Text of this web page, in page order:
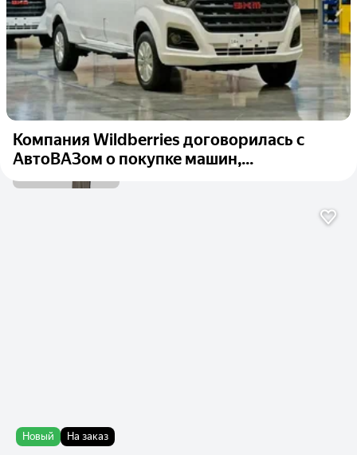
Компания Wildberries договорилась с
АвтоВАЗом о покупке машин,...
Новый На заказ